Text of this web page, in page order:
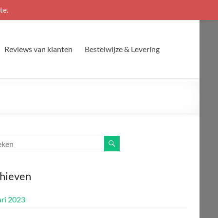
Reviews van klanten
Bestelwijze & Levering
2023